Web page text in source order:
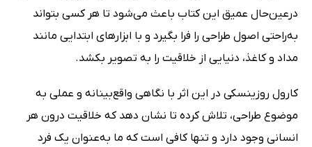
درعین‌حال عمیق این کتاب باعث می‌شود تا هر کسی بتواند
به‌راحتی اصول طراحی را فرا بگیرد و با ابزارهای ابتدایی مانند
مداد و کاغذ، دنیایی از خلاقیت را به تصویر بکشد.
کارول روزینسکی در این اثر با نگاهی واقع‌بینانه و عملی به
موضوع طراحی، تلاش کرده تا نشان دهد که خلاقیت درون هر
انسانی وجود دارد و تنها کافی است که ما به‌عنوان یک فرد